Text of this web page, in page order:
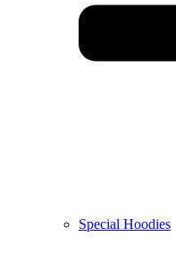
Special Hoodies